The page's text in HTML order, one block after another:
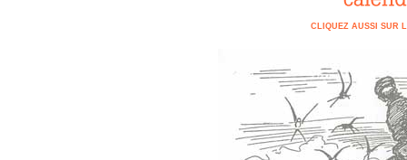
CLIQUEZ AUSSI SUR